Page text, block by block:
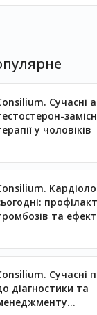
Сучасні
у чоловіків
та
Сучасні
діагностики та